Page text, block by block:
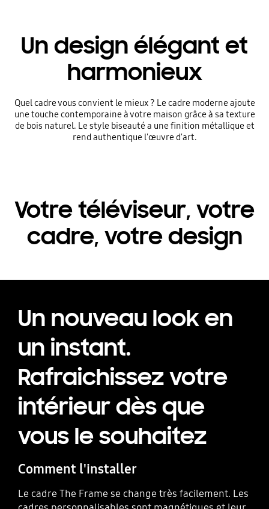
Un design élégant et
harmonieux
Quel cadre vous convient le mieux ? Le cadre moderne ajoute
une touche contemporaine à votre maison grâce à sa texture
de bois naturel. Le style biseauté a une finition métallique et
rend authentique l'œuvre d'art.
Votre téléviseur, votre
cadre, votre design
Un nouveau look en
un instant.
Rafraichissez votre
intérieur dès que
vous le souhaitez
Comment l'installer
Le cadre The Frame se change très facilement. Les